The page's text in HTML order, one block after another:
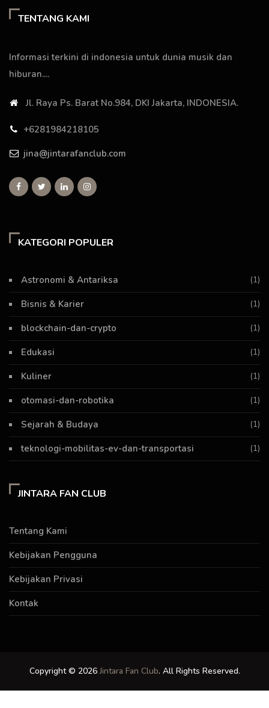
TENTANG KAMI
Informasi terkini di indonesia untuk dunia musik dan
hiburan....
Jl. Raya Ps. Barat No.984, DKI Jakarta, INDONESIA.
+6281984218105
jina@jintarafanclub.com
KATEGORI POPULER
Astronomi & Antariksa (1)
Bisnis & Karier (1)
blockchain-dan-crypto (1)
Edukasi (1)
Kuliner (1)
otomasi-dan-robotika (1)
Sejarah & Budaya (1)
teknologi-mobilitas-ev-dan-transportasi (1)
JINTARA FAN CLUB
Tentang Kami
Kebijakan Pengguna
Kebijakan Privasi
Kontak
Copyright © 2026Jintara Fan Club. All Rights Reserved.